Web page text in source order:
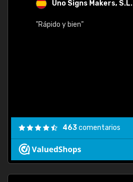
Uno Signs Makers, S.L.
"Rápido y bien"
463comentarios